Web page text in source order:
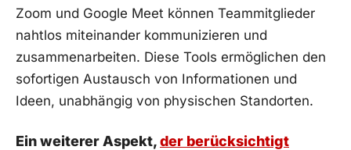
Zoom ⁢und Google Meet ​können Teammitglieder
nahtlos miteinander‍ kommunizieren und
zusammenarbeiten. ⁢Diese Tools ⁢ermöglichen‍ den
⁢sofortigen Austausch von Informationen und
Ideen, unabhängig⁣ von physischen‍ Standorten.
Ein weiterer Aspekt,der berücksichtigt